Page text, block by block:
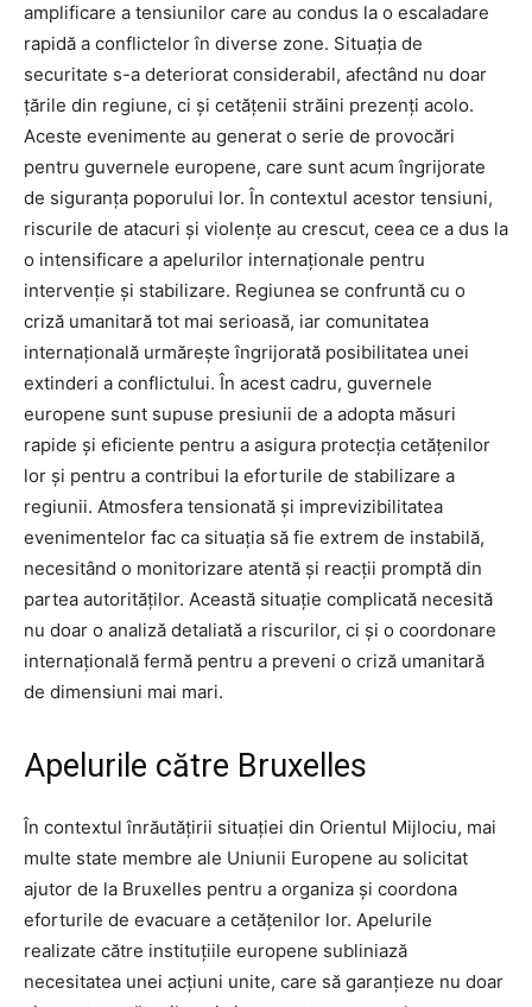
amplificare a tensiunilor care au condus la o escaladare
rapidă a conflictelor în diverse zone. Situația de
securitate s-a deteriorat considerabil, afectând nu doar
țările din regiune, ci și cetățenii străini prezenți acolo.
Aceste evenimente au generat o serie de provocări
pentru guvernele europene, care sunt acum îngrijorate
de siguranța poporului lor. În contextul acestor tensiuni,
riscurile de atacuri și violențe au crescut, ceea ce a dus la
o intensificare a apelurilor internaționale pentru
intervenție și stabilizare. Regiunea se confruntă cu o
criză umanitară tot mai serioasă, iar comunitatea
internațională urmărește îngrijorată posibilitatea unei
extinderi a conflictului. În acest cadru, guvernele
europene sunt supuse presiunii de a adopta măsuri
rapide și eficiente pentru a asigura protecția cetățenilor
lor și pentru a contribui la eforturile de stabilizare a
regiunii. Atmosfera tensionată și imprevizibilitatea
evenimentelor fac ca situația să fie extrem de instabilă,
necesitând o monitorizare atentă și reacții promptă din
partea autorităților. Această situație complicată necesită
nu doar o analiză detaliată a riscurilor, ci și o coordonare
internațională fermă pentru a preveni o criză umanitară
de dimensiuni mai mari.
Apelurile către Bruxelles
În contextul înrăutățirii situației din Orientul Mijlociu, mai
multe state membre ale Uniunii Europene au solicitat
ajutor de la Bruxelles pentru a organiza și coordona
eforturile de evacuare a cetățenilor lor. Apelurile
realizate către instituțiile europene subliniază
necesitatea unei acțiuni unite, care să garanțieze nu doar